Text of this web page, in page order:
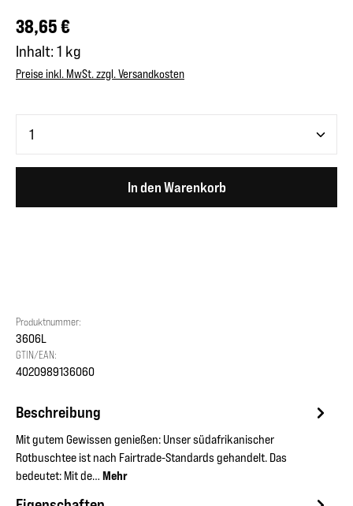
Regulärer Preis:
38,65 €
Inhalt: 1 kg
Preise inkl. MwSt. zzgl. Versandkosten
In den Warenkorb
Produktnummer:
3606L
GTIN/EAN:
4020989136060
Beschreibung
Mit gutem Gewissen genießen: Unser südafrikanischer
Rotbuschtee ist nach Fairtrade-Standards gehandelt. Das
bedeutet: Mit de… Mehr